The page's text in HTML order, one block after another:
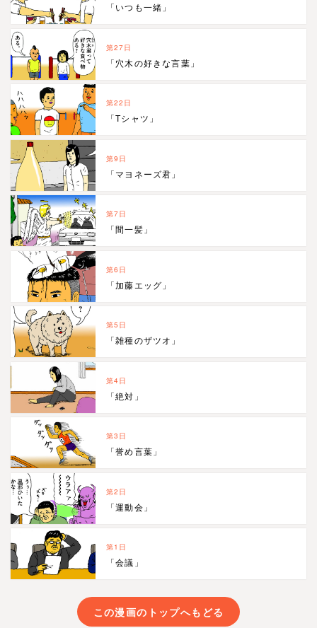
「いつも一緒」
第27日
「穴木の好きな言葉」
第22日
「Tシャツ」
第9日
「マヨネーズ君」
第7日
「間一髪」
第6日
「加藤エッグ」
第5日
「雑種のザツオ」
第4日
「絶対」
第3日
「誉め言葉」
第2日
「運動会」
第1日
「会議」
この漫画のトップへもどる